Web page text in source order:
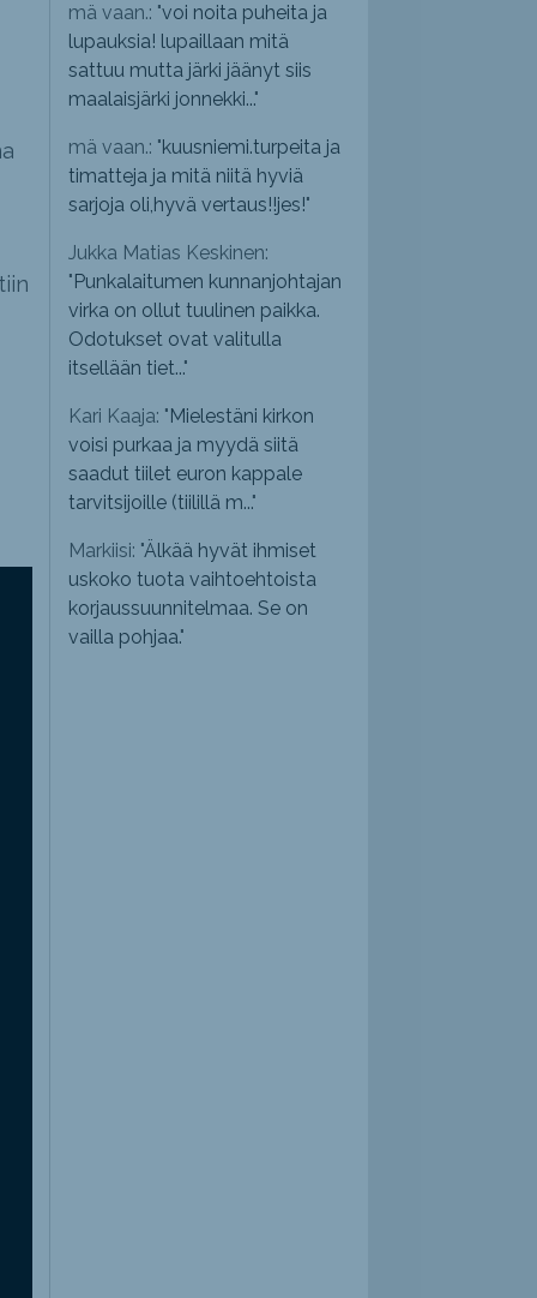
mä vaan.: "voi noita puheita ja
lupauksia! lupaillaan mitä
sattuu mutta järki jäänyt siis
maalaisjärki jonnekki..."
mä vaan.: "kuusniemi.turpeita ja
timatteja ja mitä niitä hyviä
sarjoja oli,hyvä vertaus!!jes!"
Jukka Matias Keskinen:
" Punkalaitumen kunnanjohtajan
virka on ollut tuulinen paikka.
Odotukset ovat valitulla
itsellään tiet..."
Kari Kaaja: " Mielestäni kirkon
voisi purkaa ja myydä siitä
saadut tiilet euron kappale
tarvitsijoille (tiilillä m..."
Markiisi: "Älkää hyvät ihmiset
uskoko tuota vaihtoehtoista
korjaussuunnitelmaa. Se on
vailla pohjaa."